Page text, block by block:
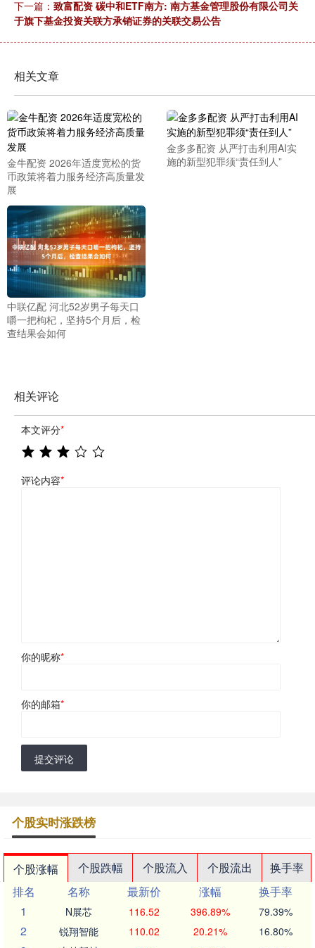
下一篇： 致富配资 碳中和ETF南方: 南方基金管理股份有限公司关
于旗下基金投资关联方承销证券的关联交易公告
相关文章
金牛配资 2026年适度宽松的货
币政策将着力服务经济高质量发
展
金多多配资 从严打击利用AI实
施的新型犯罪须“责任到人”
中联亿配 河北52岁男子每天口
嚼一把枸杞，坚持5个月后，检
查结果会如何
相关评论
本文评分*
评论内容*
你的昵称*
你的邮箱*
提交评论
个股实时涨跌榜
个股涨幅 个股跌幅 个股流入 个股流出
换手率
排名
名称 最新价 涨幅
换手率
1
N展芯 116.52 396.89% 79.39%
2 锐翔智能 110.02 20.21% 16.80%